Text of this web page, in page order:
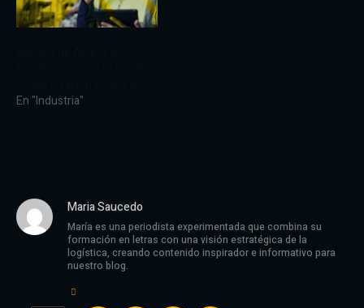
En "Industria"
Maria Saucedo
María es una periodista experimentada que combina su
formación en letras con una visión estratégica de la
logística, creando contenido inspirador e informativo para
nuestro blog.